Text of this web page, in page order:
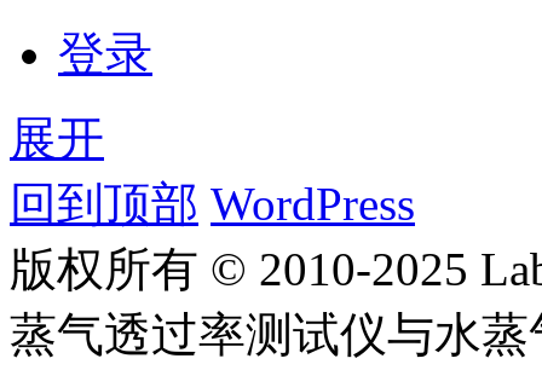
登录
展开
回到顶部 WordPress
版权所有 © 2010-2025
蒸气透过率测试仪与水